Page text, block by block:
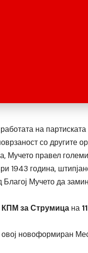
на партиската
со другите
Мучето правел
1943 година,
Мучето да
КПМ за Струмица на
овој новоформиран